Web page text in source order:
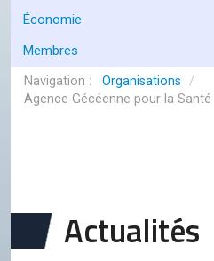
Communiqués publiés
ORGANES DE L'OCGC
Conseil de l'OCGC
Culture
Histoire
Économie
Membres
Organisations /
Agence Gécéenne pour la Santé
Actualités